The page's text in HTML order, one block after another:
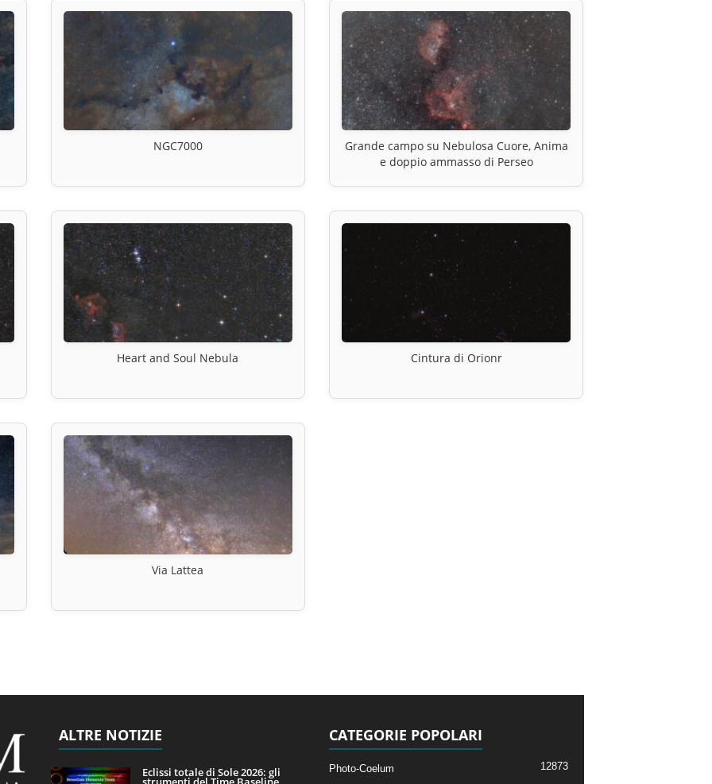
NGC7000
Grande campo su Nebulosa Cuore, Anima
e doppio ammasso di Perseo
Heart and Soul Nebula Cintura di Orionr
Via Lattea
ALTRE NOTIZIE
Eclissi totale di Sole 2026: gli
CATEGORIE POPOLARI
Photo-Coelum 12873